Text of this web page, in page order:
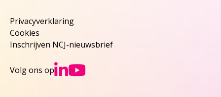
Privacyverklaring
Cookies
Inschrijven NCJ-nieuwsbrief
Volg ons op Ga naar NCJs